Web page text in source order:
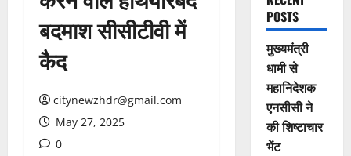
बदमाश सीसीटीवी में
कैद
citynewzhdr@gmail.com
May 27, 2025
0
POSTS
मुख्यमंत्री
धामी से
महानिदेशक
एनसीसी ने
की शिष्टाचार
भेंट